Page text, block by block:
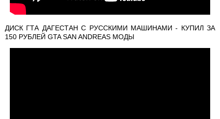
ДИСК ГТА ДАГЕСТАН С РУССКИМИ МАШИНАМИ - КУПИЛ ЗА
150 РУБЛЕЙ GTA SAN ANDREAS МОДЫ